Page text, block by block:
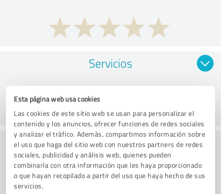
Esta página web usa cookies
Las cookies de este sitio web se usan para personalizar el
contenido y los anuncios, ofrecer funciones de redes sociales
y analizar el tráfico. Además, compartimos información sobre
el uso que haga del sitio web con nuestros partners de redes
sociales, publicidad y análisis web, quienes pueden
combinarla con otra información que les haya proporcionado
o que hayan recopilado a partir del uso que haya hecho de sus
servicios.
Servicios
Procesamiento